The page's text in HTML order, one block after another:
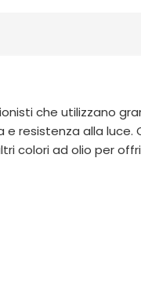
che utilizzano
resistenza alla luce.
colori ad olio per